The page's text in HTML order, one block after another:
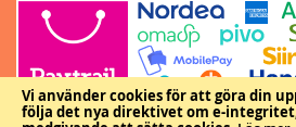
Vi använder cookies för att göra din
följa det nya direktivet om e-